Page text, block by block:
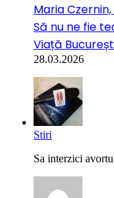
Maria
Să nu ne fie
Viață
28.03.2026
Stiri
Sa interzici